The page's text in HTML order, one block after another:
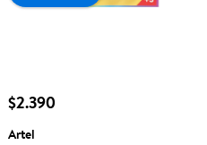
$2.390
Artel